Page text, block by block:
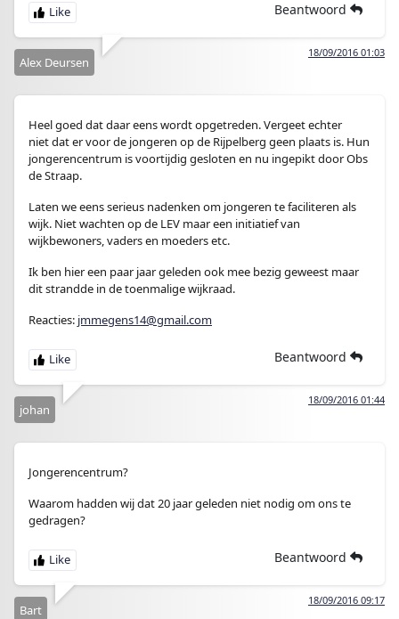
Beantwoord
18/09/2016 01:03
Alex Deursen
Heel goed dat daar eens wordt opgetreden. Vergeet echter
niet dat er voor de jongeren op de Rijpelberg geen plaats is. Hun
jongerencentrum is voortijdig gesloten en nu ingepikt door Obs
de Straap.
Laten we eens serieus nadenken om jongeren te faciliteren als
wijk. Niet wachten op de LEV maar een initiatief van
wijkbewoners, vaders en moeders etc.
Ik ben hier een paar jaar geleden ook mee bezig geweest maar
dit strandde in de toenmalige wijkraad.
Reacties: jmmegens14@gmail.com
Beantwoord
18/09/2016 01:44
johan
Jongerencentrum?
Waarom hadden wij dat 20 jaar geleden niet nodig om ons te
gedragen?
Beantwoord
18/09/2016 09:17
Bart